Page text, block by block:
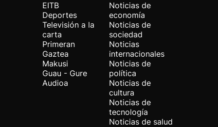
EITB
Deportes
Televisión a la
carta
Primeran
Gaztea
Makusi
Guau - Gure
Audioa
Noticias de
economía
Noticias de
sociedad
Noticias
internacionales
Noticias de
política
Noticias de
cultura
Noticias de
tecnología
Noticias de salud